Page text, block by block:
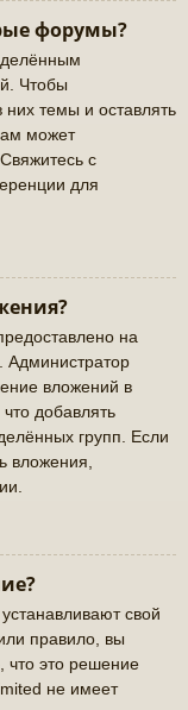
форумы?
Чтобы
темы и оставлять
может
с
для
на
Администратор
вложений в
добавлять
групп. Если
вложения,
свой
правило, вы
что это решение
не имеет